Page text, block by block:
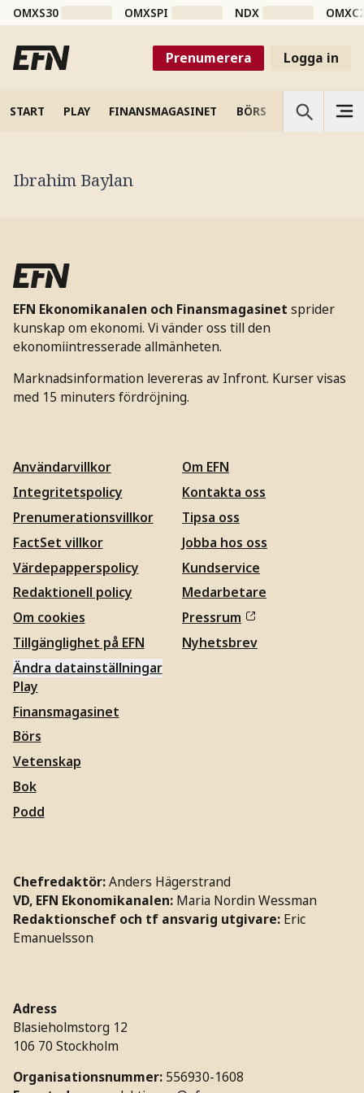
OMXS30 OMXSPI NDX
Prenumerera Logga in
START PLAY FINANSMAGASINET BÖRS VETENSKAP
Ibrahim Baylan
EFN Ekonomikanalen och Finansmagasinet sprider
kunskap om ekonomi. Vi vänder oss till den
ekonomiintresserade allmänheten.
Marknadsinformation levereras av Infront. Kurser visas
med 15 minuters fördröjning.
Användarvillkor
Integritetspolicy
Prenumerationsvillkor
FactSet villkor
Värdepapperspolicy
Redaktionell policy
Om cookies
Tillgänglighet på EFN
Ändra datainställningar
Om EFN
Kontakta oss
Tipsa oss
Jobba hos oss
Kundservice
Medarbetare
Pressrum
Nyhetsbrev
Play
Finansmagasinet
Börs
Vetenskap
Bok
Podd
Chefredaktör:Anders Hägerstrand
VD, EFN Ekonomikanalen: Maria Nordin Wessman
Redaktionschef och tf ansvarig utgivare: Eric
Emanuelsson
Adress
Blasieholmstorg 12
106 70 Stockholm
Organisationsnummer: 556930-1608